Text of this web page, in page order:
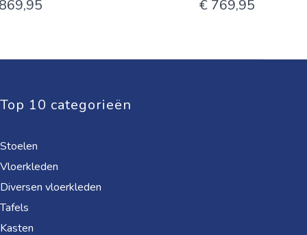
€ 769,95
Top 10 categorieën
Stoelen
Vloerkleden
Diversen vloerkleden
Tafels
Kasten